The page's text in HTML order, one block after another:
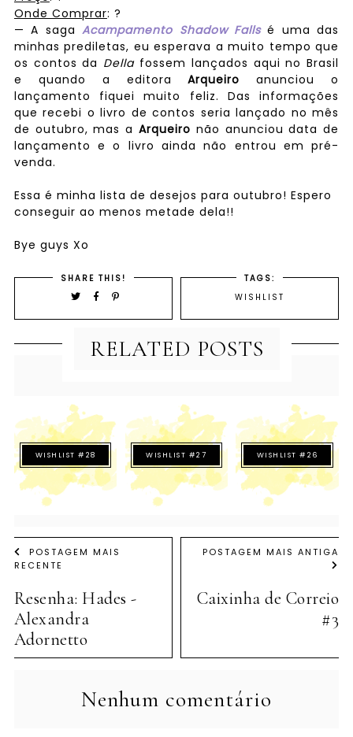
Onde Comprar: ?
— A sagaAcampamento Shadow Fallsé uma das
minhas prediletas, eu esperava a muito tempo que
os contos da Dellafossem lançados aqui no Brasil
e quando a editoraArqueiro anunciou o
lançamento fiquei muito feliz. Das informações
que recebi o livro de contos seria lançado no mês
de outubro, mas a Arqueiro não anunciou data de
lançamento e o livro ainda não entrou em pré-
venda.
Essa é minha lista de desejos para outubro! Espero
conseguir ao menos metade dela!!
Bye guys Xo
SHARE THIS!
TAGS:
WISHLIST
RELATED POSTS
WISHLIST #28 WISHLIST #27 WISHLIST #26
POSTAGEM MAIS
RECENTE
Resenha: Hades -
Alexandra
Adornetto
POSTAGEM MAIS ANTIGA
Caixinha de Correio
#3
Nenhum comentário